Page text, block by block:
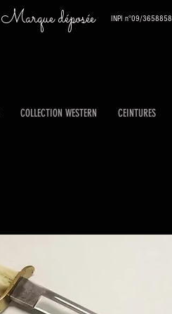
Marque déposée INPI n°09/3658858
COLLECTION WESTERN CEINTURES